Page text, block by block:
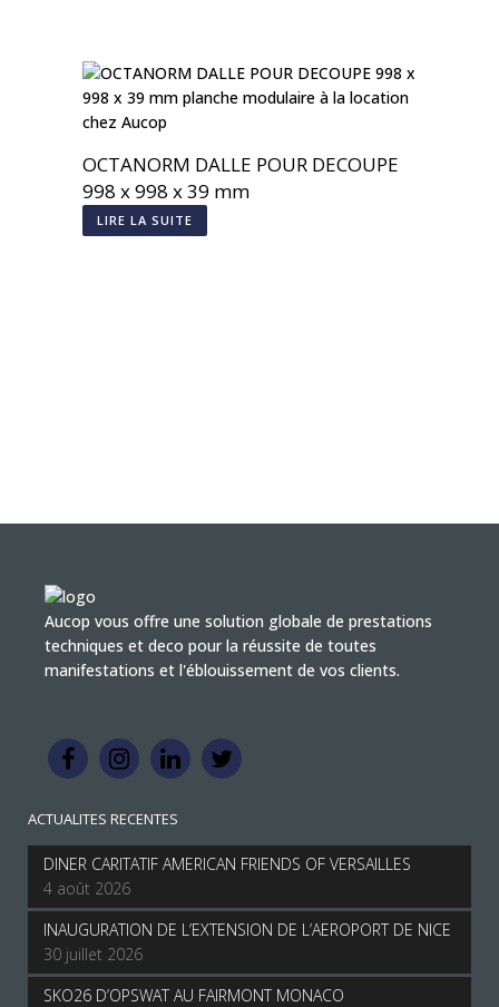
OCTANORM DALLE POUR DECOUPE
998 x 998 x 39 mm
LIRE LA SUITE
Aucop vous offre une solution globale de prestations
techniques et deco pour la réussite de toutes
manifestations et l'éblouissement de vos clients.
ACTUALITES RECENTES
DINER CARITATIF AMERICAN FRIENDS OF VERSAILLES
4 août 2026
INAUGURATION DE L’EXTENSION DE L’AEROPORT DE NICE
30 juillet 2026
SKO26 D’OPSWAT AU FAIRMONT MONACO